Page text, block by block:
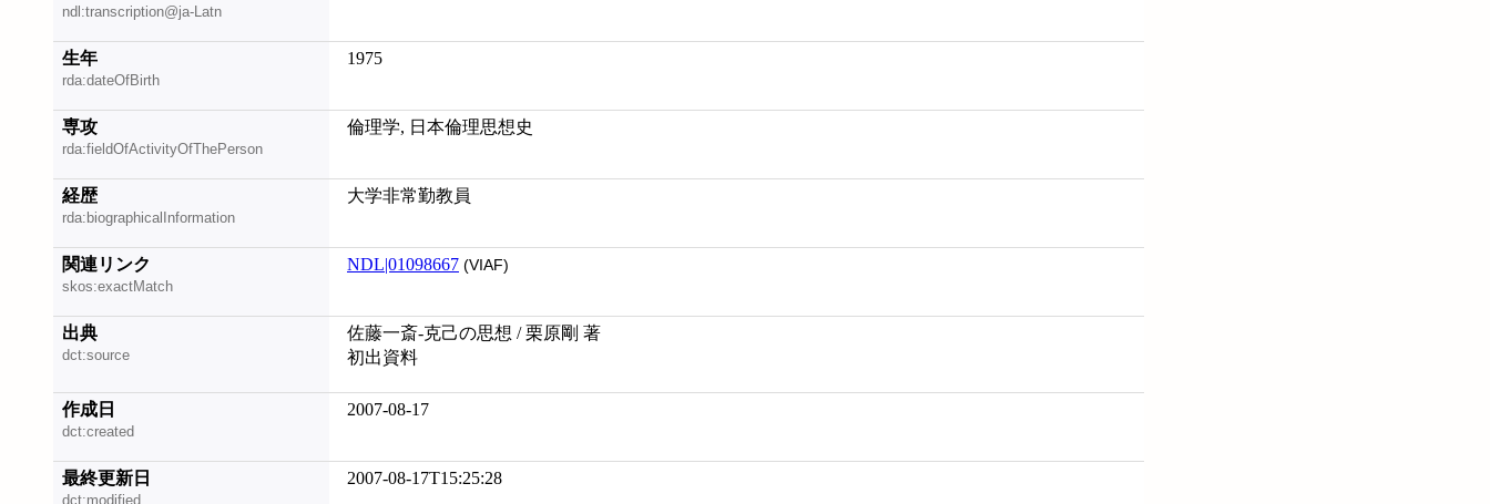
ndl:transcription@ja-Latn
生年
rda:dateOfBirth
1975
専攻
rda:fieldOfActivityOfThePerson
倫理学, 日本倫理思想史
経歴
rda:biographicalInformation
大学非常勤教員
関連リンク
skos:exactMatch
NDL|01098667 (VIAF)
出典
dct:source
佐藤一斎-克己の思想 / 栗原剛 著
初出資料
作成日
dct:created
2007-08-17
最終更新日
dct:modified
2007-08-17T15:25:28